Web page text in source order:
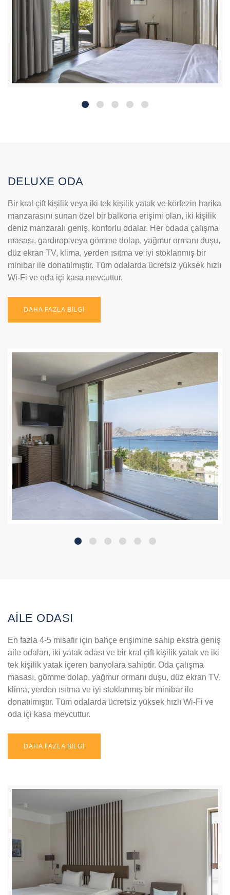
DELUXE ODA
Bir kral çift kişilik veya iki tek kişilik yatak ve körfezin harika
manzarasını sunan özel bir balkona erişimi olan, iki kişilik
deniz manzaralı geniş, konforlu odalar. Her odada çalışma
masası, gardırop veya gömme dolap, yağmur ormanı duşu,
düz ekran TV, klima, yerden ısıtma ve iyi stoklanmış bir
minibar ile donatılmıştır. Tüm odalarda ücretsiz yüksek hızlı
Wi-Fi ve oda içi kasa mevcuttur.
DAHA FAZLA BİLGİ
AİLE ODASI
En fazla 4-5 misafir için bahçe erişimine sahip ekstra geniş
aile odaları, iki yatak odası ve bir kral çift kişilik yatak ve iki
tek kişilik yatak içeren banyolara sahiptir. Oda çalışma
masası, gömme dolap, yağmur ormanı duşu, düz ekran TV,
klima, yerden ısıtma ve iyi stoklanmış bir minibar ile
donatılmıştır. Tüm odalarda ücretsiz yüksek hızlı Wi-Fi ve
oda içi kasa mevcuttur.
DAHA FAZLA BİLGİ